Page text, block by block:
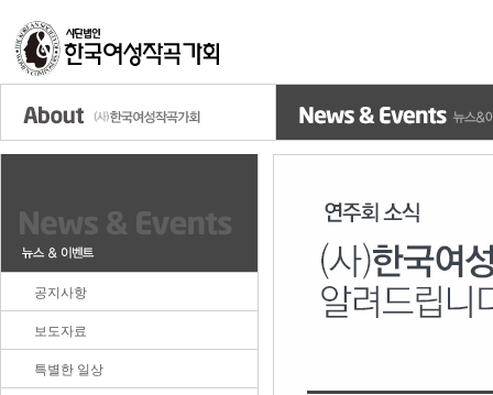
공지사항
보도자료
특별한 일상